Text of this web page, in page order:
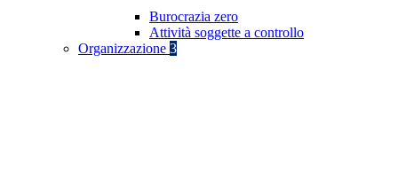
Burocrazia zero
Attività soggette a controllo
Organizzazione 3